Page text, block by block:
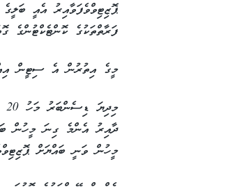
ފަރާތްތަކުގެ ކޮންޓެކްޓުންގެ ގޮތުގައި ފާހަގަ ވެފައިވާ
މީގެ އިތުރުން އެ ސިޓީން އިއްޔެ 13 މީހަކު ވަނީ ބަލިން
މީހުން ވަނީ ބައްޔަށް